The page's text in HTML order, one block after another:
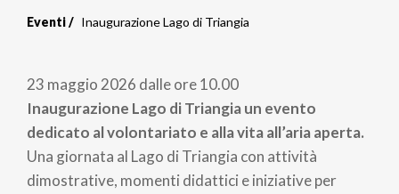
Eventi Inaugurazione Lago di Triangia
23 maggio 2026 dalle ore 10.00
Inaugurazione Lago di Triangia un evento
dedicato al volontariato e alla vita all’aria aperta.
Una giornata al Lago di Triangia con attività
dimostrative, momenti didattici e iniziative per